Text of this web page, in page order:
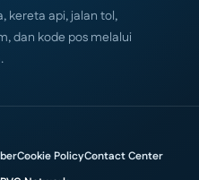
kereta api, jalan tol,
dan kode pos melalui
Cookie PolicyContact Center